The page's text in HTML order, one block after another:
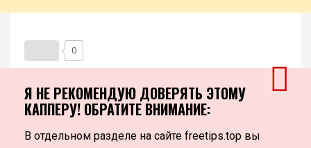
0
Я НЕ РЕКОМЕНДУЮ ДОВЕРЯТЬ ЭТОМУ
КАППЕРУ! ОБРАТИТЕ ВНИМАНИЕ:
В отдельном разделе на сайте freetips.top вы